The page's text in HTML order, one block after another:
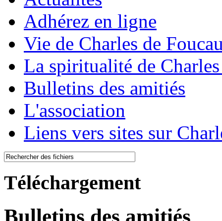
Adhérez en ligne
Vie de Charles de
La spiritualité de
Bulletins des amitiés
L'association
Liens vers sites sur
Téléchargement